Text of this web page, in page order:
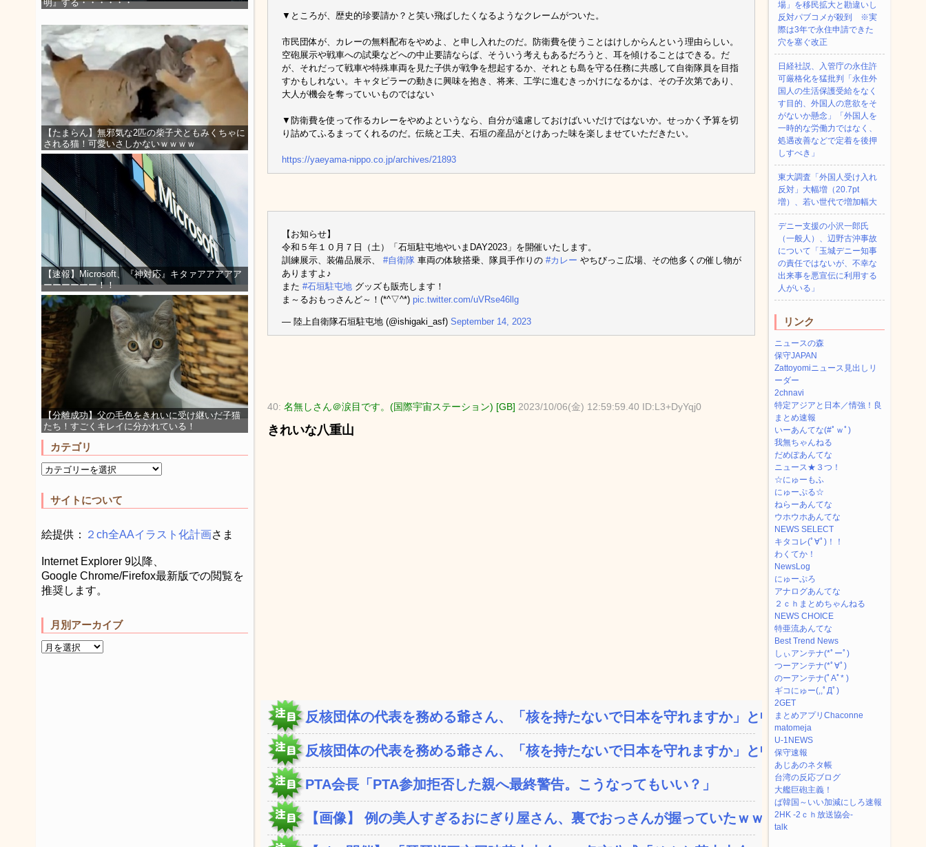
明』する・・・・・・
【たまらん】無邪気な2匹の柴子犬ともみくちゃに
される猫！可愛いさしかないｗｗｗｗ
【速報】Microsoft、『神対応』キタァアアアアア
ーーーーーー！！
【分離成功】父の毛色をきれいに受け継いだ子猫
たち！すごくキレイに分かれている！
カテゴリ
サイトについて
絵提供： ２ch全AAイラスト化計画さま
Internet Explorer 9以降、
Google Chrome/Firefox最新版での閲覧を
推奨します。
月別アーカイブ
▼ところが、歴史的珍要請か？と笑い飛ばしたくなるようなクレームがついた。
市民団体が、カレーの無料配布をやめよ、と申し入れたのだ。防衛費を使うことはけしからんという理由らしい。
空砲展示や戦車への試乗などへの中止要請ならば、そういう考えもあるだろうと、耳を傾けることはできる。だ
が、それだって戦車や特殊車両を見た子供が戦争を想起するか、それとも島を守る任務に共感して自衛隊員を目指
すかもしれない。キャタピラーの動きに興味を抱き、将来、工学に進むきっかけになるかは、その子次第であり、
大人が機会を奪っていいものではない
▼防衛費を使って作るカレーをやめよというなら、自分が遠慮しておけばいいだけではないか。せっかく予算を切
り詰めてふるまってくれるのだ。伝統と工夫、石垣の産品がとけあった味を楽しませていただきたい。
https://yaeyama-nippo.co.jp/archives/21893
【お知らせ】
令和５年１０月７日（土）「石垣駐屯地やいまDAY2023」を開催いたします。
訓練展示、装備品展示、 #自衛隊 車両の体験搭乗、隊員手作りの #カレー やちびっこ広場、その他多くの催し物が
ありますよ♪
また #石垣駐屯地 グッズも販売します！
ま～るおもっさんど～！(*^▽^*) pic.twitter.com/uVRse46llg
— 陸上自衛隊石垣駐屯地 (@ishigaki_asf) September 14, 2023
40: 名無しさん＠涙目です。(国際宇宙ステーション) [GB] 2023/10/06(金) 12:59:59.40 ID:L3+DyYqj0
きれいな八重山
反核団体の代表を務める爺さん、「核を持たないで日本を守れますか」と中学...
反核団体の代表を務める爺さん、「核を持たないで日本を守れますか」と中学...
PTA会長「PTA参加拒否した親へ最終警告。こうなってもいい？」
【画像】 例の美人すぎるおにぎり屋さん、裏でおっさんが握っていたｗｗｗ...
場」を移民拡大と勘違いし
反対パブコメが殺到 ※実
際は3年で永住申請できた
穴を塞ぐ改正
日経社説、入管庁の永住許
可厳格化を猛批判「永住外
国人の生活保護受給をなく
す目的、外国人の意欲をそ
がないか懸念」「外国人を
一時的な労働力ではなく、
処遇改善などで定着を後押
しすべき」
東大調査「外国人受け入れ
反対」大幅増（20.7pt
増）、若い世代で増加幅大
デニー支援の小沢一郎氏
（一般人）、辺野古沖事故
について「玉城デニー知事
の責任ではないが、不幸な
出来事を悪宣伝に利用する
人がいる」
リンク
ニュースの森
保守JAPAN
Zattoyomiニュース見出しリ
ーダー
2chnavi
特定アジアと日本／情強！良
まとめ速報
いーあんてな(#ﾟｗﾟ)
我無ちゃんねる
だめぽあんてな
ニュース★３つ！
☆にゅーもふ
にゅーぷる☆
ねらーあんてな
ウホウホあんてな
NEWS SELECT
キタコレ(ﾟ∀ﾟ)！！
わくてか！
NewsLog
にゅーぷろ
アナログあんてな
２ｃｈまとめちゃんねる
NEWS CHOICE
特亜流あんてな
Best Trend News
しぃアンテナ(*ﾟーﾟ)
つーアンテナ(*ﾟ∀ﾟ)
のーアンテナ(ﾟAﾟ* )
ギコにゅー(,,ﾟДﾟ)
2GET
まとめアプリChaconne
matomeja
U-1NEWS
保守速報
あじあのネタ帳
台湾の反応ブログ
大艦巨砲主義！
ば韓国～いい加減にしろ速報
2HK -2ｃｈ放送協会-
talk